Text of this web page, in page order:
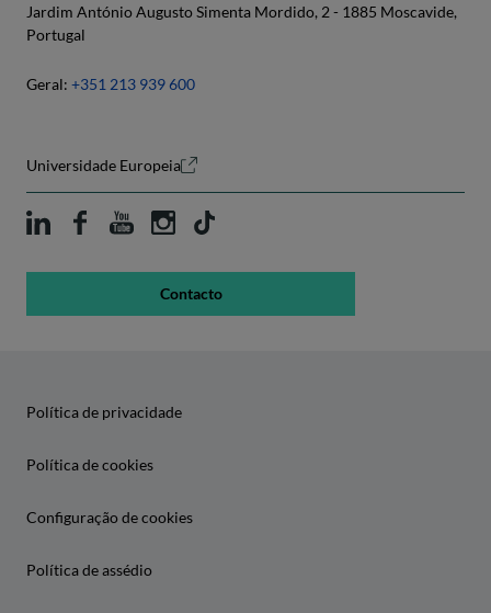
Jardim António Augusto Simenta Mordido, 2 - 1885 Moscavide,
Portugal
Geral: +351 213 939 600
Universidade Europeia
Contacto
Política de privacidade
Política de cookies
Configuração de cookies
Política de assédio